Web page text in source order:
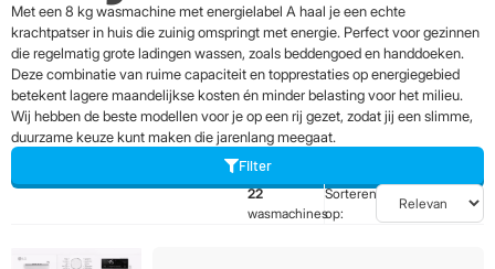
Met een 8 kg wasmachine met energielabel A haal je een echte
krachtpatser in huis die zuinig omspringt met energie. Perfect voor gezinnen
die regelmatig grote ladingen wassen, zoals beddengoed en handdoeken.
Deze combinatie van ruime capaciteit en topprestaties op energiegebied
betekent lagere maandelijkse kosten én minder belasting voor het milieu.
Wij hebben de beste modellen voor je op een rij gezet, zodat jij een slimme,
duurzame keuze kunt maken die jarenlang meegaat.
Filter
22
wasmachines
Sorteren
op: